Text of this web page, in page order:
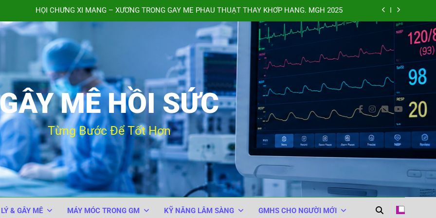
HỘI CHỨNG XI MĂNG – XƯƠNG TRONG GÂY MÊ PHẪU THUẬT THAY KHỚP HÁNG. MGH 2025
TIÊM NHẦM ACID TRANEXAMIC VÀO TỦY SỐNG. BARASH 2025
QUY TRÌNH THEO DÕI BỆNH NHÂN TRONG PHẪU THUẬT. MGH 2025
Bảng kiểm An toàn Phẫu thuật của Tổ chức Y tế Thế giới (WHO Surgical Safety Checklist 2008)
HỘI CHỨNG XI MĂNG – XƯƠNG TRONG GÂY MÊ PHẪU THUẬT THAY KHỚP HÁNG. MGH 2025
TIÊM NHẦM ACID TRANEXAMIC VÀO TỦY SỐNG. BARASH 2025
QUY TRÌNH THEO DÕI BỆNH NHÂN TRONG PHẪU THUẬT. MGH 2025
MÊ HỒI SỨC
Từng Bước Để Tốt Hơn
& GÂY MÊ MÁY MÓC TRONG GM KỸ NĂNG LÂM SÀNG GMHS CHO NGƯỜI MỚI